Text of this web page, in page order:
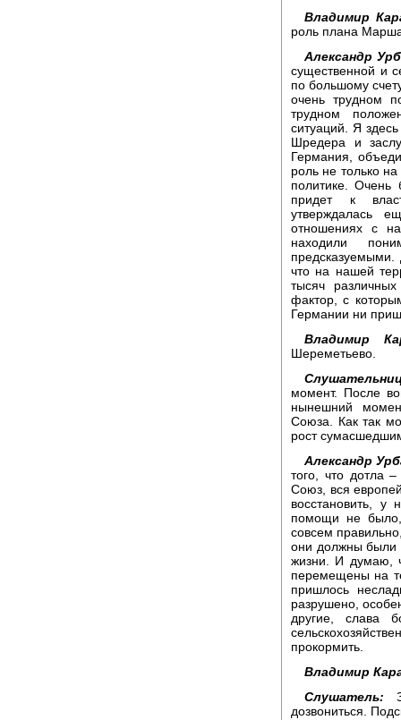
Владимир
роль плана
Александр
существенной и
по большому
очень трудном
трудном
ситуаций. Я
Шредера и
Германия,
роль не только
политике.
придет к
утверждалась
отношениях с
находили
что на нашей
тысяч
фактор, с
Германии ни
Владимир
Шереметьево.
момент. После
нынешний
Союза. Как так
рост
Александр
того, что дотла
Союз, вся
восстановить,
помощи не
совсем
они должны были
жизни. И думаю,
перемещены на
пришлось
разрушено,
другие, слава
прокормить.
Владимир
Слушатель:
дозвониться.